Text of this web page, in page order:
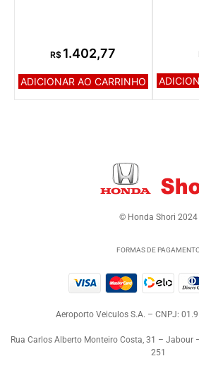
R$ 1.402,77
ADICIONAR AO CARRINHO
© Honda Shori 2024
FORMAS DE
Aeroporto Veiculos S.A. – CNPJ:
Rua Carlos Alberto Monteiro Costa, 31 – Jabour
251